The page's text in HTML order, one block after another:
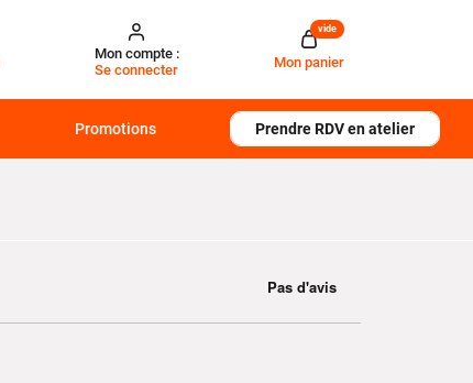
Mon compte :
Se connecter
Mon panier
vide
Promotions Prendre RDV en atelier